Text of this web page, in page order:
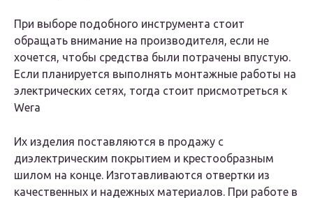
При выборе подобного инструмента стоит
обращать внимание на производителя, если не
хочется, чтобы средства были потрачены впустую.
Если планируется выполнять монтажные работы на
электрических сетях, тогда стоит присмотреться к
Wera
Их изделия поставляются в продажу с
диэлектрическим покрытием и крестообразным
шилом на конце. Изготавливаются отвертки из
качественных и надежных материалов. При работе в